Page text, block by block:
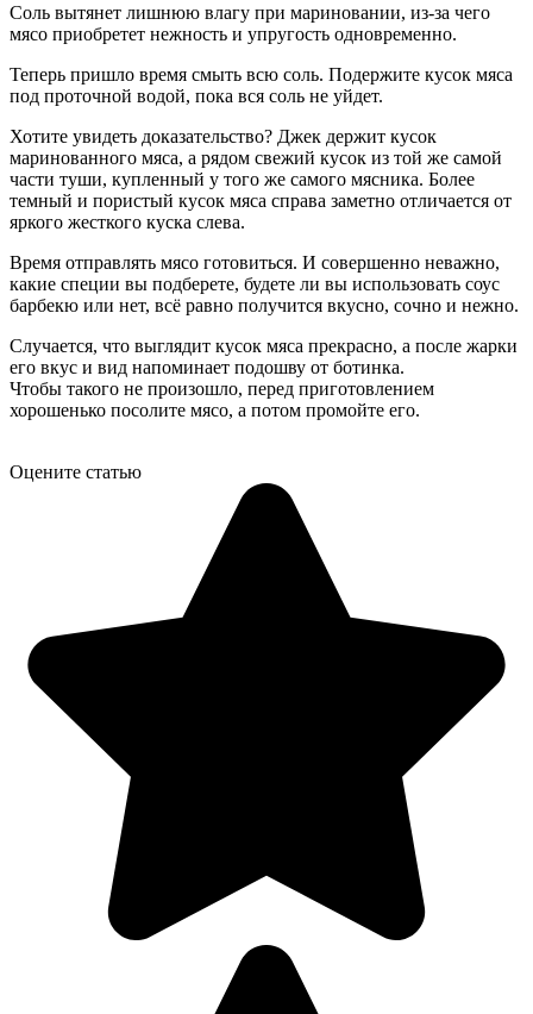
Соль вытянет лишнюю влагу при мариновании, из-за чего
мясо приобретет нежность и упругость одновременно.
Теперь пришло время смыть всю соль. Подержите кусок мяса
под проточной водой, пока вся соль не уйдет.
Хотите увидеть доказательство? Джек держит кусок
маринованного мяса, а рядом свежий кусок из той же самой
части туши, купленный у того же самого мясника. Более
темный и пористый кусок мяса справа заметно отличается от
яркого жесткого куска слева.
Время отправлять мясо готовиться. И совершенно неважно,
какие специи вы подберете, будете ли вы использовать соус
барбекю или нет, всё равно получится вкусно, сочно и нежно.
Случается, что выглядит кусок мяса прекрасно, а после жарки
его вкус и вид напоминает подошву от ботинка.
Чтобы такого не произошло, перед приготовлением
хорошенько посолите мясо, а потом промойте его.
Оцените статью